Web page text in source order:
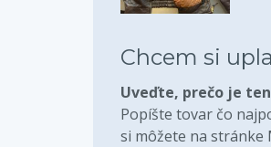
Chcem si
Uveďte, prečo je
Popíšte tovar čo
si môžete na stránke